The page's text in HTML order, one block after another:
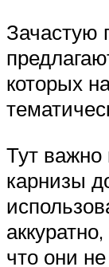
Зачастую
которых
Тут важно
карнизы
что они